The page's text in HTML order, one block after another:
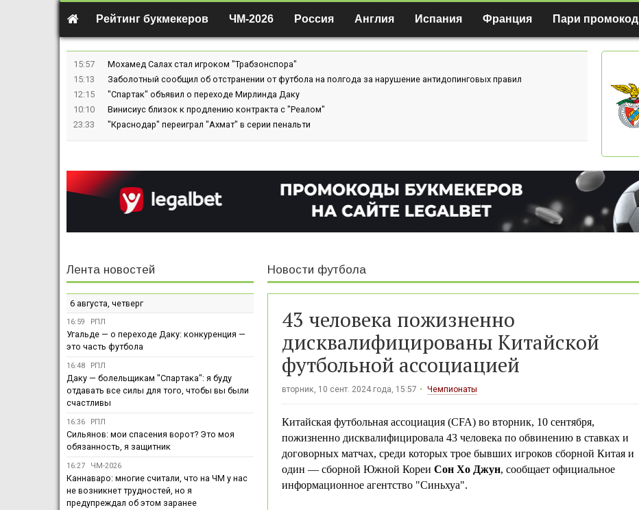
Рейтинг букмекеров ЧМ-2026 Россия Англия Испания Франция Пари промокод
15:57
Мохамед Салах стал игроком "Трабзонспора"
15:13
Заболотный сообщил об отстранении от футбола на полгода за нарушение антидопинговых правил
12:15
"Спартак" объявил о переходе Мирлинда Даку
10:10
Винисиус близок к продлению контракта с "Реалом"
23:33
"Краснодар" переиграл "Ахмат" в серии пенальти
Новости футбола
43 человека пожизненно
дисквалифицированы Китайской
футбольной ассоциацией
вторник, 10 сент. 2024 года, 15:57 Чемпионаты
Китайская футбольная ассоциация (CFA) во вторник, 10 сентября,
пожизненно дисквалифицировала 43 человека по обвинению в ставках и
договорных матчах, среди которых трое бывших игроков сборной Китая и
один — сборной Южной Кореи Сон Хо Джун, сообщает официальное
информационное агентство "Синьхуа".
Лента новостей
6 августа, четверг
16:59 РПЛ
Угальде — о переходе Даку: конкуренция —
это часть футбола
16:48 РПЛ
Даку — болельщикам "Спартака": я буду
отдавать все силы для того, чтобы вы были
счастливы
16:36 РПЛ
Сильянов: мои спасения ворот? Это моя
обязанность, я защитник
16:27 ЧМ-2026
Каннаваро: многие считали, что на ЧМ у нас
не возникнет трудностей, но я
предупреждал об этом заранее